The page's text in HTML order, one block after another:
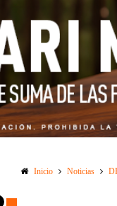
Inicio Noticias